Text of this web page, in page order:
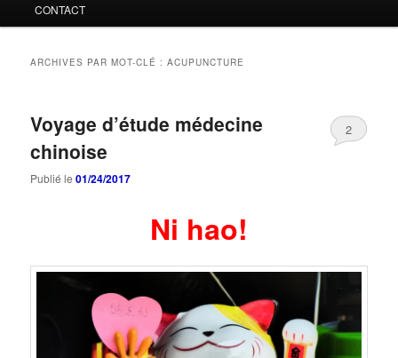
CONTACT
ARCHIVES PAR MOT-CLÉ :ACUPUNCTURE
Voyage d’étude médecine
chinoise
Publié le01/24/2017
2
Ni hao!